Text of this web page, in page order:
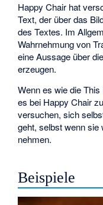
Happy Chair hat
Text, der über das
des Textes. Im
Wahrnehmung von
eine Aussage über
erzeugen.
Wenn es wie die
es bei Happy Chair
versuchen, sich
geht, selbst wenn
nehmen.
Beispiele